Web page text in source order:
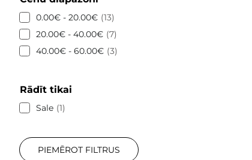
0.00€ - 20.00€ 13
20.00€ - 40.00€ 7
40.00€ - 60.00€ 3
Rādīt tikai
Sale 1
PIEMĒROT FILTRUS